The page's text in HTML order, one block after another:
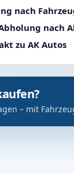
nach
nach
zu AK Autos
– mit